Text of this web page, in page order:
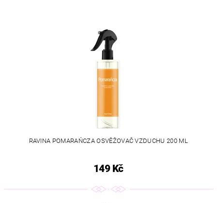
RAVINA POMARAŃCZA OSVĚŽOVAČ VZDUCHU 200 ML
149 Kč